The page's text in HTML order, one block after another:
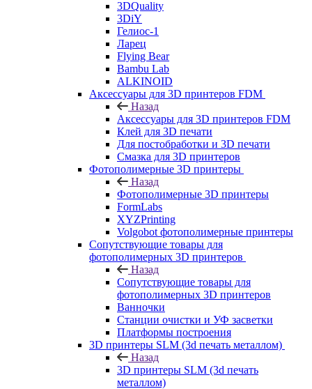
3DQuality
3DiY
Гелиос-1
Ларец
Flying Bear
Bambu Lab
ALKINOID
Аксессуары для 3D принтеров FDM
Назад
Аксессуары для 3D принтеров FDM
Клей для 3D печати
Для постобработки и 3D печати
Смазка для 3D принтеров
Фотополимерные 3D принтеры
Назад
Фотополимерные 3D принтеры
FormLabs
XYZPrinting
Volgobot фотополимерные принтеры
Сопутствующие товары для
фотополимерных 3D принтеров
Назад
Сопутствующие товары для
фотополимерных 3D принтеров
Ванночки
Станции очистки и УФ засветки
Платформы построения
3D принтеры SLM (3d печать металлом)
Назад
3D принтеры SLM (3d печать
металлом)